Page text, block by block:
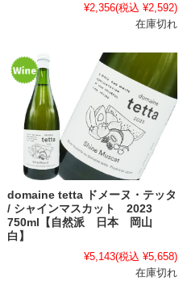
¥2,356(税込 ¥2,592)
在庫切れ
domaine tetta ドメーヌ・テッタ
/ シャインマスカット 2023
750ml【自然派 日本 岡山
白】
¥5,143(税込 ¥5,658)
在庫切れ